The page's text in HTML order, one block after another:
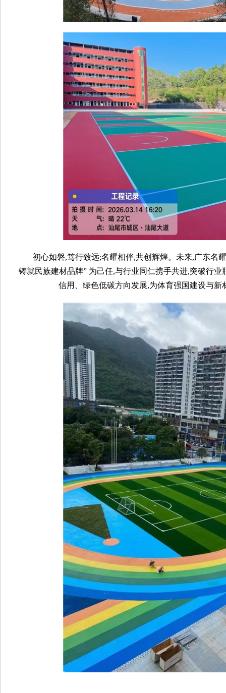
初心如磐,笃行致远;名耀相伴,共创辉煌。未来,广东名
铸就民族建材品牌” 为己任,与行业同仁携手共进,突破行
信用、绿色低碳方向发展,为体育强国建设与